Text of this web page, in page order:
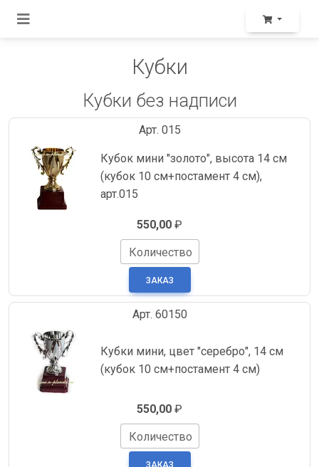
Кубки
Кубки без надписи
Арт. 015
Кубок мини "золото", высота 14 см
(кубок 10 см+постамент 4 см),
арт.015
550,00 ₽
Количество
Арт. 60150
Кубки мини, цвет "серебро", 14 см
(кубок 10 см+постамент 4 см)
550,00 ₽
Количество